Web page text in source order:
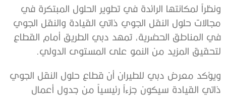
ونظراً لمكانتها الرائدة في تطوير الحلول المبتكرة في
مجالات حلول النقل الجوي ذاتي القيادة والنقل الجوي
في المناطق الحضرية، تمهد دبي الطريق أمام القطاع
لتحقيق المزيد من النمو على المستوى الدولي.
ويؤكد معرض دبي للطيران أن قطاع حلول النقل الجوي
ذاتي القيادة سيكون جزءاً رئيسياً من جدول أعمال